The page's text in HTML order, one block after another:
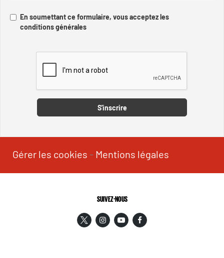
En soumettant ce formulaire, vous acceptez les
conditions générales
S'inscrire
Gérer les cookies - Mentions légales
SUIVEZ-NOUS